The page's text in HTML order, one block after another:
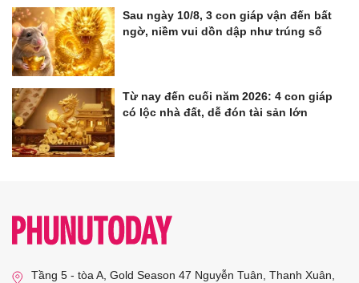
Sau ngày 10/8, 3 con giáp vận đến bất
ngờ, niềm vui dồn dập như trúng số
Từ nay đến cuối năm 2026: 4 con giáp
có lộc nhà đất, dễ đón tài sản lớn
Tầng 5 - tòa A, Gold Season 47 Nguyễn Tuân, Thanh Xuân,